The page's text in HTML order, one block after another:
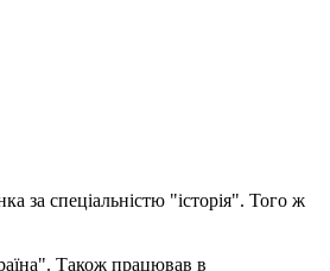
за спеціальністю "історія". Того ж
Також працював в